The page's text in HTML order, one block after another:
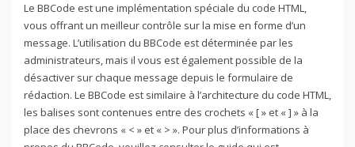
Le BBCode est une implémentation spéciale du code HTML,
vous offrant un meilleur contrôle sur la mise en forme d’un
message. L’utilisation du BBCode est déterminée par les
administrateurs, mais il vous est également possible de la
désactiver sur chaque message depuis le formulaire de
rédaction. Le BBCode est similaire à l’architecture du code HTML,
les balises sont contenues entre des crochets « [ » et « ] » à la
place des chevrons « < » et « > ». Pour plus d’informations à